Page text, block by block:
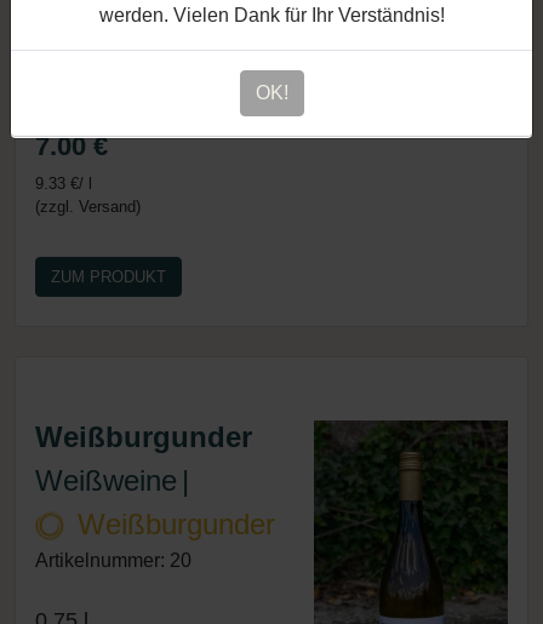
Nein
werden. Vielen Dank für Ihr Verständnis!
OK!
Artikelnummer: 19
7.00 €
9.33 €/ l
(zzgl. Versand)
ZUM PRODUKT
Weißburgunder
Weißweine |
Weißburgunder
Artikelnummer: 20